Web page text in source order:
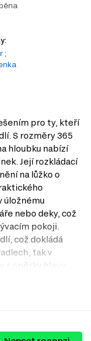
;
pro ty, kteří
S rozměry 365
hloubku nabízí
Její rozkládací
na lůžko o
úložnému
nebo deky, což
pokoji.
což dokládá
tak v
opěrky hlavy,
z veluru a
tak, aby vám